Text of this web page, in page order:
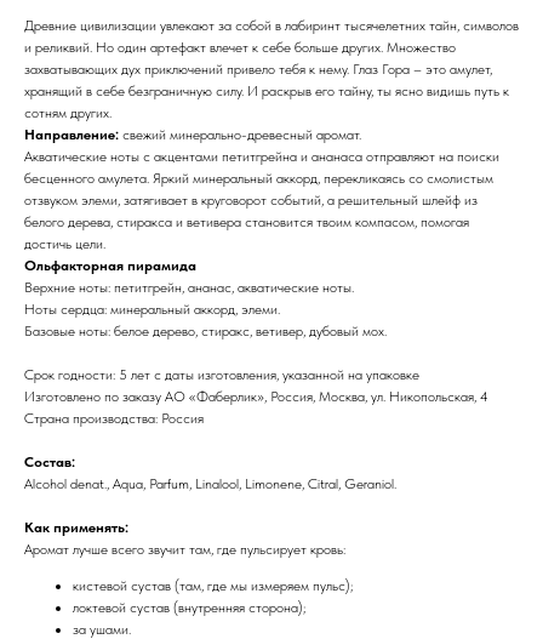
Древние цивилизации увлекают за собой в лабиринт тысячелетних тайн, символов
и реликвий. Но один артефакт влечет к себе больше других. Множество
захватывающих дух приключений привело тебя к нему. Глаз Гора – это амулет,
хранящий в себе безграничную силу. И раскрыв его тайну, ты ясно видишь путь к
сотням других.
Направление: свежий минерально-древесный аромат.
Акватические ноты с акцентами петитгрейна и ананаса отправляют на поиски
бесценного амулета. Яркий минеральный аккорд, перекликаясь со смолистым
отзвуком элеми, затягивает в круговорот событий, а решительный шлейф из
белого дерева, стиракса и ветивера становится твоим компасом, помогая
достичь цели.
Ольфакторная пирамида
Верхние ноты: петитгрейн, ананас, акватические ноты.
Ноты сердца: минеральный аккорд, элеми.
Базовые ноты: белое дерево, стиракс, ветивер, дубовый мох.
Срок годности: 5 лет с даты изготовления, указанной на упаковке
Изготовлено по заказу АО «Фаберлик», Россия, Москва, ул. Никопольская, 4
Страна производства: Россия
Состав:
Alcohol denat., Aqua, Parfum, Linalool, Limonene, Citral, Geraniol.
Как применять:
Аромат лучше всего звучит там, где пульсирует кровь:
кистевой сустав (там, где мы измеряем пульс);
локтевой сустав (внутренняя сторона);
за ушами.